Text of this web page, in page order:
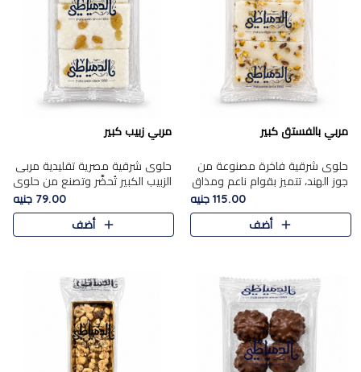
مربي بالفستق كبير
حلوى شرقية فاخرة مصنوعة من
جوز الهند، تتميز بقوام ناعم ومذاق
غني، وتزين بقطع من الفستق
الفاخر التي تضيف عليها قرمشة
115.00 جنيه
أضف
مربي زبيب كبير
حلوى شرقية مصرية تقليدية مربى
الزبيب الكبير تُحضَّر وتصنع من حلوي
جوز الهند باسد بقوام طري ومذاق
غني، وتُزين وتغطا بحبات الزبيب
الذهبي التي ..
79.00 جنيه
أضف